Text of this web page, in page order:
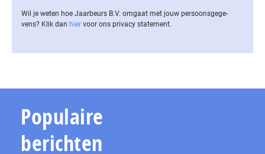
Wil je weten hoe Jaarbeurs B.V. omgaat met jouw per­soons­ge­ge­
vens? Klik dan hier voor ons privacy statement.
Populaire
berichten